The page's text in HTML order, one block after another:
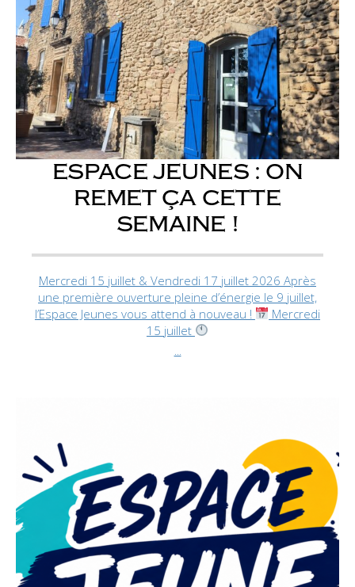
ESPACE JEUNES : ON
REMET ÇA CETTE
SEMAINE !
Mercredi 15 juillet & Vendredi 17 juillet 2026 Après
une première ouverture pleine d’énergie le 9 juillet,
l’Espace Jeunes vous attend à nouveau !
Mercredi
15 juillet
...